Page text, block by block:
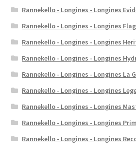
Rannekello - Longines - Longines
Rannekello - Longines - Longines
Rannekello - Longines - Longines
Rannekello - Longines - Longines
Rannekello - Longines - Longines La
Rannekello - Longines - Longines
Rannekello - Longines - Longines
Rannekello - Longines - Longines
Rannekello - Longines - Longines